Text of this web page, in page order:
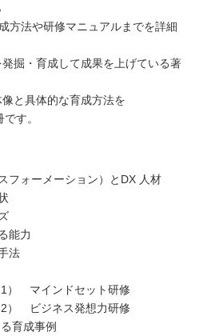
方法や研修マニュアルまでを詳細
掘・育成して成果を上げている著
と具体的な育成方法を
す。
ォーメーション）とDX 人材
能力
法
） マインドセット研修
） ビジネス発想力研修
育成事例